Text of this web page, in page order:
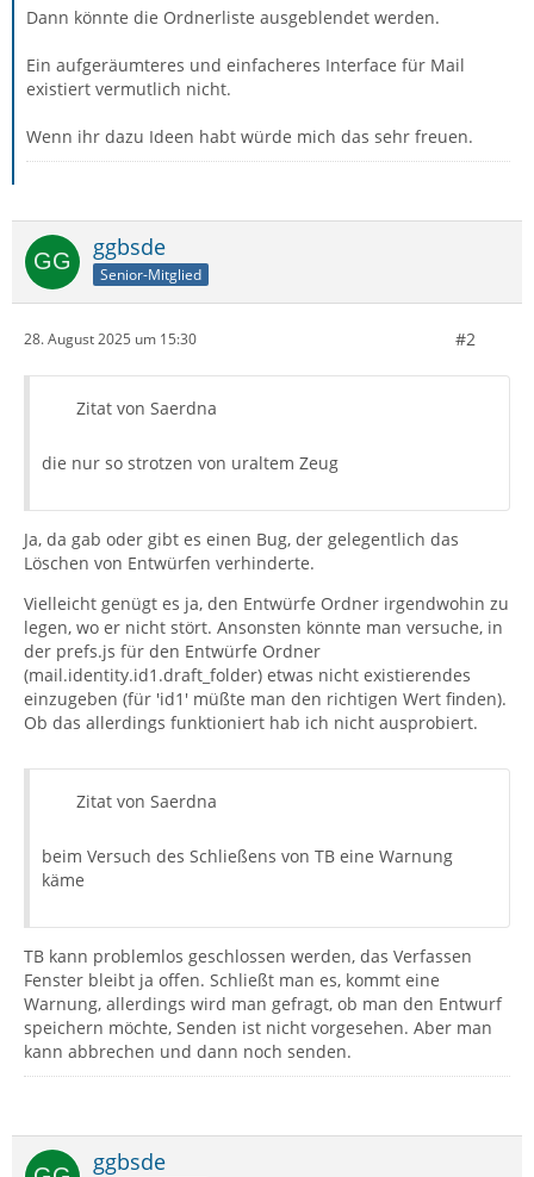
Dann könnte die Ordnerliste ausgeblendet werden.
Ein aufgeräumteres und einfacheres Interface für Mail
existiert vermutlich nicht.
Wenn ihr dazu Ideen habt würde mich das sehr freuen.
ggbsde
Senior-Mitglied
28. August 2025 um 15:30 #2
Zitat von Saerdna
die nur so strotzen von uraltem Zeug
Ja, da gab oder gibt es einen Bug, der gelegentlich das
Löschen von Entwürfen verhinderte.
Vielleicht genügt es ja, den Entwürfe Ordner irgendwohin zu
legen, wo er nicht stört. Ansonsten könnte man versuche, in
der prefs.js für den Entwürfe Ordner
(mail.identity.id1.draft_folder) etwas nicht existierendes
einzugeben (für 'id1' müßte man den richtigen Wert finden).
Ob das allerdings funktioniert hab ich nicht ausprobiert.
Zitat von Saerdna
beim Versuch des Schließens von TB eine Warnung
käme
TB kann problemlos geschlossen werden, das Verfassen
Fenster bleibt ja offen. Schließt man es, kommt eine
Warnung, allerdings wird man gefragt, ob man den Entwurf
speichern möchte, Senden ist nicht vorgesehen. Aber man
kann abbrechen und dann noch senden.
ggbsde